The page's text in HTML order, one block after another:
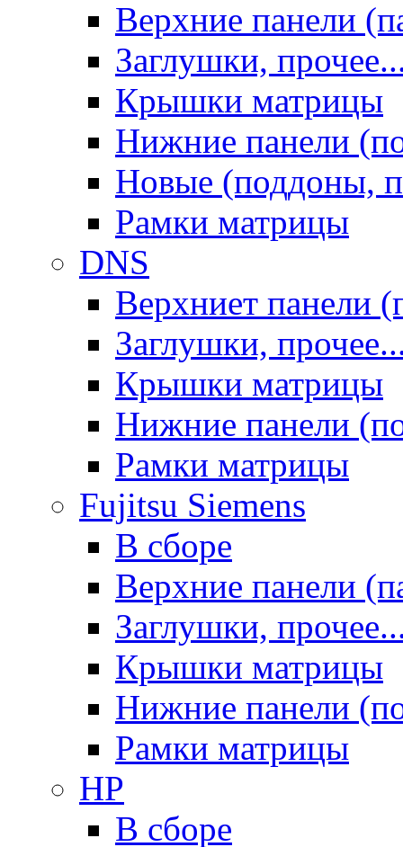
Верхние панели
Заглушки,
Крышки матрицы
Нижние панели
Новые (поддоны,
Рамки матрицы
DNS
Верхниет панели
Заглушки,
Крышки матрицы
Нижние панели
Рамки матрицы
Fujitsu Siemens
В сборе
Верхние панели
Заглушки,
Крышки матрицы
Нижние панели
Рамки матрицы
HP
В сборе